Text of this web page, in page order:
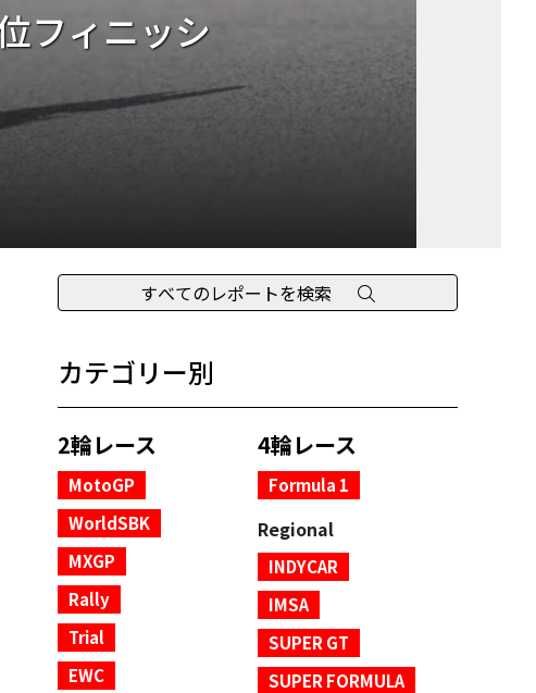
獲得
すべてのレポートを検索
カテゴリー別
2輪レース
MotoGP
WorldSBK
MXGP
Rally
Trial
EWC
4輪レース
Formula 1
Regional
INDYCAR
IMSA
SUPER GT
SUPER FORMULA